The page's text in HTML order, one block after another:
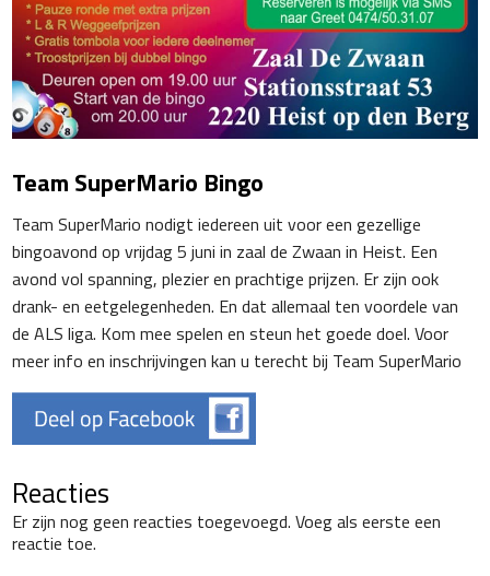
Team SuperMario Bingo
Team SuperMario nodigt iedereen uit voor een gezellige
bingoavond op vrijdag 5 juni in zaal de Zwaan in Heist. Een
avond vol spanning, plezier en prachtige prijzen. Er zijn ook
drank- en eetgelegenheden. En dat allemaal ten voordele van
de ALS liga. Kom mee spelen en steun het goede doel. Voor
meer info en inschrijvingen kan u terecht bij Team SuperMario
Reacties
Er zijn nog geen reacties toegevoegd. Voeg als eerste een
reactie toe.